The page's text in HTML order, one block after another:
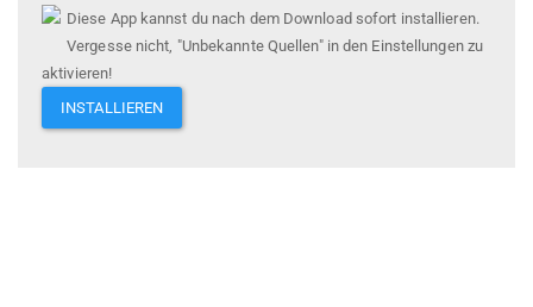
Diese App kannst du nach dem Download sofort installieren.
Vergesse nicht, "Unbekannte Quellen" in den Einstellungen zu
aktivieren!
INSTALLIEREN